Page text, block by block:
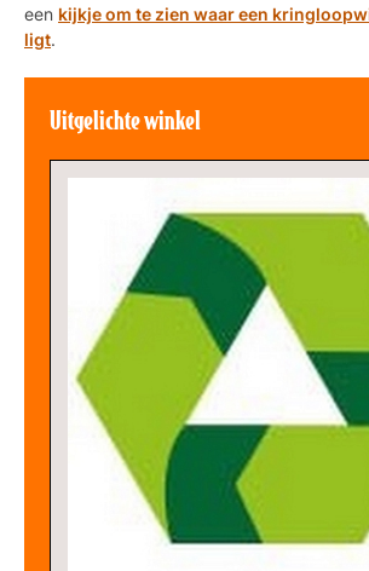
een kijkje om te zien waar een
ligt.
Uitgelichte winkel